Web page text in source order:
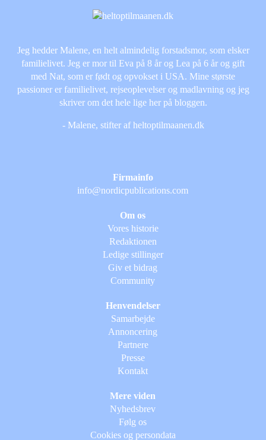
Jeg hedder Malene, en helt almindelig forstadsmor, som elsker
familielivet. Jeg er mor til Eva på 8 år og Lea på 6 år og gift
med Nat, som er født og opvokset i USA. Mine største
passioner er familielivet, rejseoplevelser og madlavning og jeg
skriver om det hele lige her på bloggen.
- Malene, stifter af heltoptilmaanen.dk
Firmainfo
info@nordicpublications.com
Om os
Vores historie
Redaktionen
Ledige stillinger
Giv et bidrag
Community
Henvendelser
Samarbejde
Annoncering
Partnere
Presse
Kontakt
Mere viden
Nyhedsbrev
Følg os
Cookies og persondata